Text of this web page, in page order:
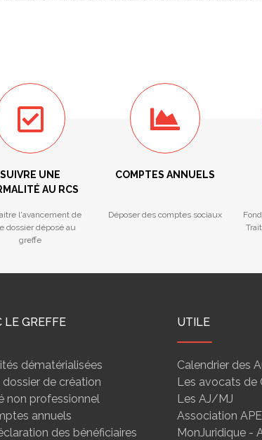
SUIVRE UNE
AU RCS
l'avancement de
dossier déposé au
greffe
COMPTES ANNUELS
Déposer des comptes sociaux
LE GREFFE
dématérialisées
de création
non professionnel
annuels
des bénéficiaires
UTILE
Calendrier des
Les avocats de
Les AJ/MJ
Association
MonJuridique -